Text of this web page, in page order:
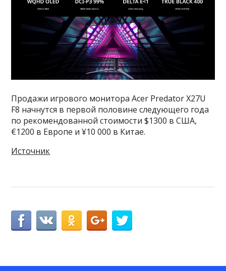
Продажи игрового монитора Acer Predator X27U
F8 начнутся в первой половине следующего года
по рекомендованной стоимости $1300 в США,
€1200 в Европе и ¥10 000 в Китае.
Источник